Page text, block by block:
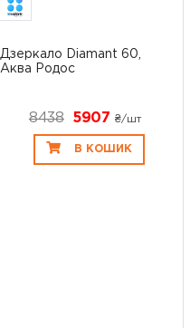
Дзеркало Diamant 60,
Аква Родос
8438 5907 ₴/шт
В КОШИК